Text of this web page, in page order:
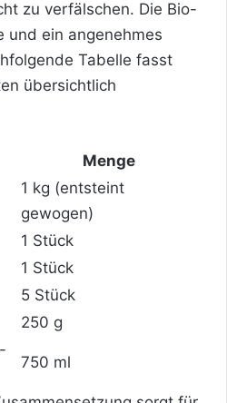
zu verfälschen. Die Bio-
und ein angenehmes
Tabelle fasst
übersichtlich
Menge
1 kg (entsteint
gewogen)
1 Stück
1 Stück
5 Stück
250 g
750 ml